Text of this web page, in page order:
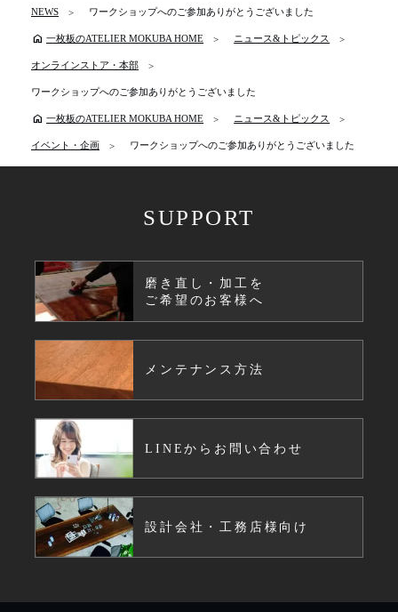
NEWS ワークショップへのご参加ありがとうございました
home 一枚板のATELIER MOKUBA HOME ニュース&トピックス
オンラインストア・本部
ワークショップへのご参加ありがとうございました
home 一枚板のATELIER MOKUBA HOME ニュース&トピックス
イベント・企画 ワークショップへのご参加ありがとうございました
SUPPORT
磨き直し・加工を
ご希望のお客様へ
メンテナンス方法
LINEからお問い合わせ
設計会社・工務店様向け